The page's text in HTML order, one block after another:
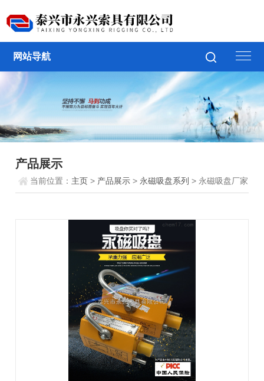
网站导航
产品展示
当前位置： 主页 > 产品展示 > 永磁吸盘系列 > 永磁吸盘厂家